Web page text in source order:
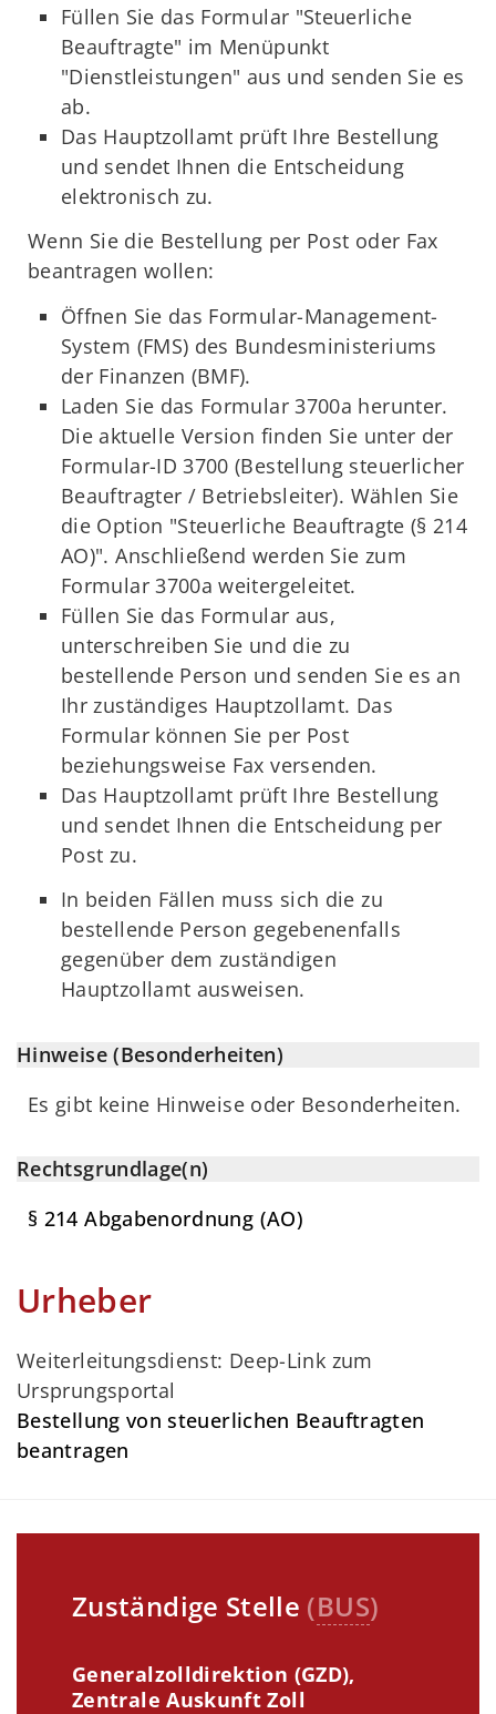
Füllen Sie das Formular "Steuerliche
Beauftragte" im Menüpunkt
"Dienstleistungen" aus und senden Sie es
ab.
Das Hauptzollamt prüft Ihre Bestellung
und sendet Ihnen die Entscheidung
elektronisch zu.
Wenn Sie die Bestellung per Post oder Fax
beantragen wollen:
Öffnen Sie das Formular-Management-
System (FMS) des Bundesministeriums
der Finanzen (BMF).
Laden Sie das Formular 3700a herunter.
Die aktuelle Version finden Sie unter der
Formular-ID 3700 (Bestellung steuerlicher
Beauftragter / Betriebsleiter). Wählen Sie
die Option "Steuerliche Beauftragte (§ 214
AO)". Anschließend werden Sie zum
Formular 3700a weitergeleitet.
Füllen Sie das Formular aus,
unterschreiben Sie und die zu
bestellende Person und senden Sie es an
Ihr zuständiges Hauptzollamt. Das
Formular können Sie per Post
beziehungsweise Fax versenden.
Das Hauptzollamt prüft Ihre Bestellung
und sendet Ihnen die Entscheidung per
Post zu.
In beiden Fällen muss sich die zu
bestellende Person gegebenenfalls
gegenüber dem zuständigen
Hauptzollamt ausweisen.
Hinweise (Besonderheiten)
Es gibt keine Hinweise oder Besonderheiten.
Rechtsgrundlage(n)
§ 214 Abgabenordnung (AO)
Urheber
Weiterleitungsdienst: Deep-Link zum
Ursprungsportal
Bestellung von steuerlichen Beauftragten
beantragen
Zuständige Stelle (BUS)
Generalzolldirektion (GZD),
Zentrale Auskunft Zoll